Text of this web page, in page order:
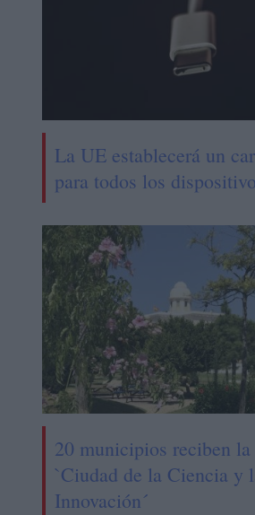
La UE establecerá un
para todos los
20 municipios reciben
`Ciudad de la Ciencia y
Innovación´